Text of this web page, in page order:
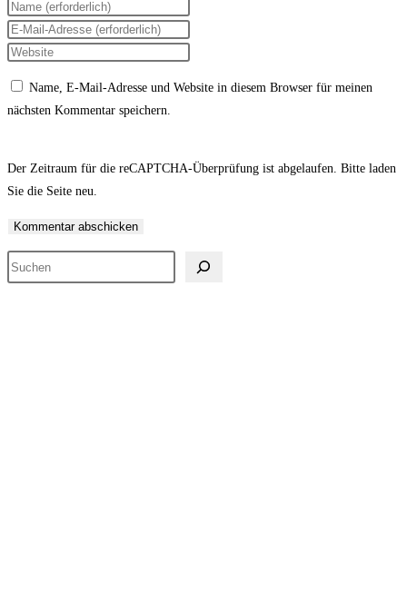
Gib
deinen
Namen
Benutzernamen
ein
Gib
deine
Kommentieren
ein
Gib
(optional)
Name, E-Mail-Adresse und Website in diesem Browser für meinen
nächsten Kommentar speichern.
Der Zeitraum für die reCAPTCHA-Überprüfung ist abgelaufen. Bitte laden
Sie die Seite neu.
Suchen